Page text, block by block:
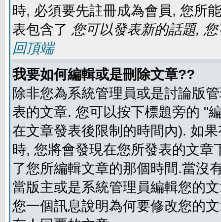
時, 必須要先註冊成為會員, 您所
表包含了 您可以發表新的話題,
回頂端
我要如何編輯或是刪除文章??
除非您為系統管理員或是討論版
表的文章. 您可以按下標題旁的 "
在文章發表後限制的時間內). 如
時, 您將會發現在您所發表的文
了您所編輯文章的那個時間.當沒
當版主或是系統管理員編輯您的
您一個訊息說明為何要修改您的